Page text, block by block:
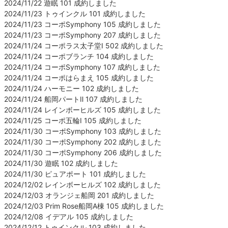
2024/11/22 遊眠 101 成約しました
2024/11/23 トゥインクル 101 成約しました
2024/11/23 コーポSymphony 105 成約しました
2024/11/23 コーポSymphony 207 成約しました
2024/11/24 コーポラス太子堂Ⅰ 502 成約しました
2024/11/24 コーポブランチ 104 成約しました
2024/11/24 コーポSymphony 107 成約しました
2024/11/24 コーポはらまえ 105 成約しました
2024/11/24 ハーモニー 102 成約しました
2024/11/24 船岡パートⅡ 107 成約しました
2024/11/24 レインボーヒルズ 105 成約しました
2024/11/25 コーポ五輪Ⅰ 105 成約しました
2024/11/30 コーポSymphony 103 成約しました
2024/11/30 コーポSymphony 202 成約しました
2024/11/30 コーポSymphony 206 成約しました
2024/11/30 遊眠 102 成約しました
2024/11/30 ピュアポート 101 成約しました
2024/12/02 レインボーヒルズ 102 成約しました
2024/12/03 オランジェ船岡 201 成約しました
2024/12/03 Prim Rose船岡A棟 105 成約しました
2024/12/08 イデアル 105 成約しました